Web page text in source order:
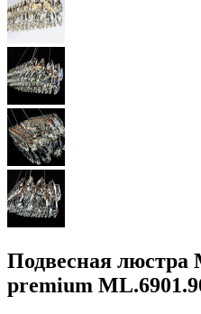
Подвесная люстра
premium